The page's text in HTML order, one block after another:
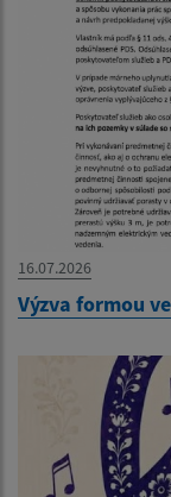
16.07.2026
Výzva formou